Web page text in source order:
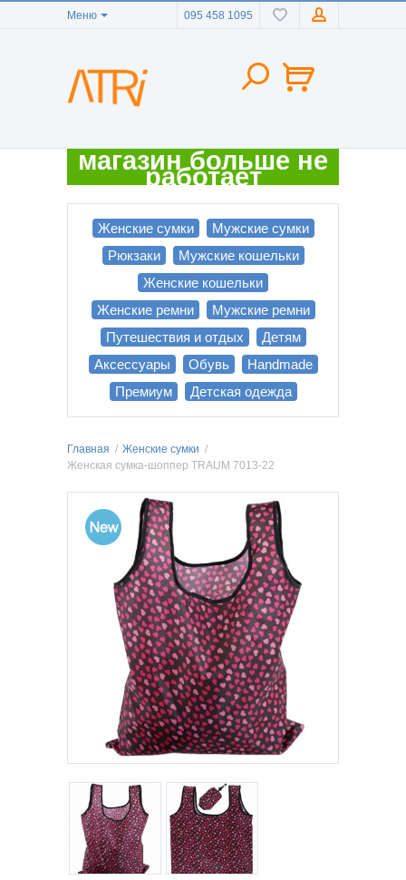
Меню 095 458 1095
магазин больше не
работает
Женские сумки
Мужские сумки
Рюкзаки
Мужские кошельки
Женские кошельки
Женские ремни
Мужские ремни
Путешествия и отдых
Детям
Аксессуары
Обувь
Handmade
Премиум
Детская одежда
Главная / Женские сумки /
Женская сумка-шоппер TRAUM 7013-22